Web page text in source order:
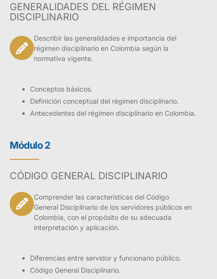
GENERALIDADES DEL RÉGIMEN
DISCIPLINARIO
Describir las generalidades e importancia del
régimen disciplinario en Colombia según la
normativa vigente.
Conceptos básicos.
Definición conceptual del régimen disciplinario.
Antecedentes del régimen disciplinario en Colombia.
Módulo 2
CÓDIGO GENERAL DISCIPLINARIO
Comprender las características del Código
General Disciplinario de los servidores públicos en
Colombia, con el propósito de su adecuada
interpretación y aplicación.
Diferencias entre servidor y funcionario público.
Código General Disciplinario.